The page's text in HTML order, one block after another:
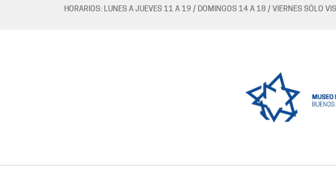
HORARIOS: LUNES A JUEVES 11 A 19 / DOMINGOS 14 A 18 / VIERNES SÓLO